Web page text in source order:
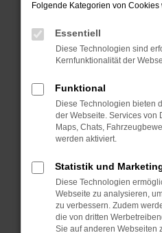
Überprüfe deine
Internetverbindung.
Laden andere
Suchmaschine?
Manche Erweiterungen,
können das Laden
verhindern.
anderen Browser oder
Starte dein Gerät neu.
Das kann manchmal
Probleme zu beheben.
Stelle sicher, dass
Folgende Kategorien von
Essentiell
Diese Technologien sind
Kernfunktionalität der
Funktional
Diese Technologien bieten
der Webseite. Services von
Maps, Chats,
werden aktiviert.
Statistik und
Diese Technologien
Webseite zu analysieren,
zu verbessern. Zudem
die von dritten
Sie auf anderen Webseiten